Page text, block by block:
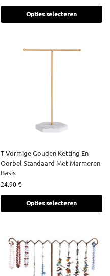
Opties selecteren
T-Vormige Gouden Ketting En
Oorbel Standaard Met Marmeren
Basis
24.90€
Opties selecteren